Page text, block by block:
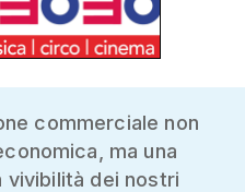
commerciale non
ma una
vivibilità dei nostri